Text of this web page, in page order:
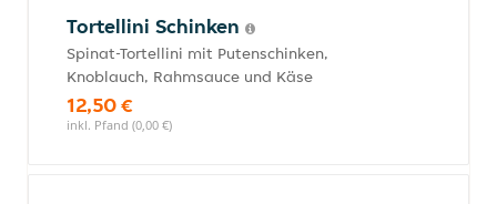
Tortellini Schinken
Spinat-Tortellini mit Putenschinken,
Knoblauch, Rahmsauce und Käse
12,50 €
inkl. Pfand (0,00 €)